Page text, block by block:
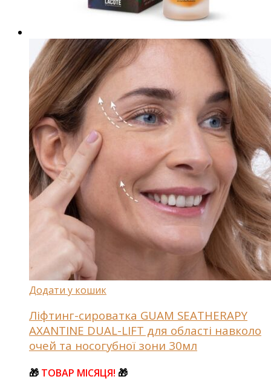
Додати у кошик
Ліфтинг-сироватка GUAM SEATHERAPY
AXANTINE DUAL-LIFT для області навколо
очей та носогубної зони 30мл
🎁 ТОВАР МІСЯЦЯ! 🎁